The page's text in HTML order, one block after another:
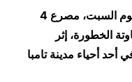
أعلنت السلطات الأمنية الأميركية، اليوم السبت، مصرع 4
متفاوتة الخطورة، إثر
أحياء مدينة تامبا